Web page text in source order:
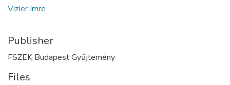
Vizler Imre
Publisher
FSZEK Budapest Gyűjtemény
Files